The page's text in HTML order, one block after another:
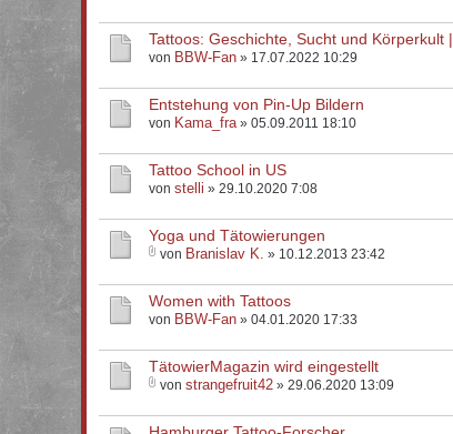
Tattoos: Geschichte, Sucht und Körperkult |
von BBW-Fan » 17.07.2022 10:29
Entstehung von Pin-Up Bildern
von Kama_fra» 05.09.2011 18:10
Tattoo School in US
von stelli » 29.10.2020 7:08
Yoga und Tätowierungen
von Branislav K. » 10.12.2013 23:42
Women with Tattoos
von BBW-Fan » 04.01.2020 17:33
TätowierMagazin wird eingestellt
von strangefruit42 » 29.06.2020 13:09